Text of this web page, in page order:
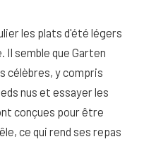
les plats d'été légers
Il semble que Garten
célèbres, y compris
nus et essayer les
conçues pour être
ce qui rend ses repas
sensible : quels soins
ne pas l’irriter ?